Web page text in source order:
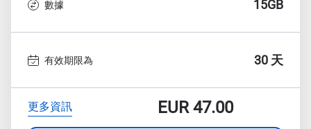
數據 15GB
有效期限為 30 天
更多資訊 EUR47.00